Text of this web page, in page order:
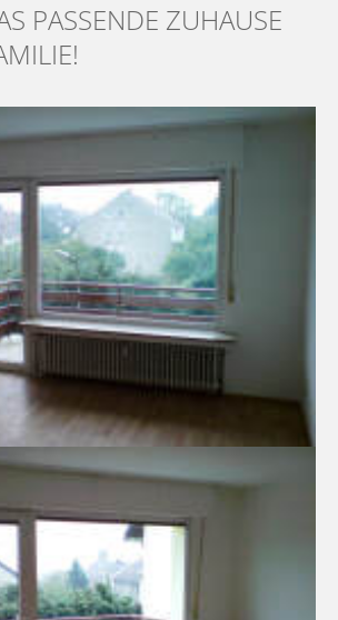
PASSENDE ZUHAUSE